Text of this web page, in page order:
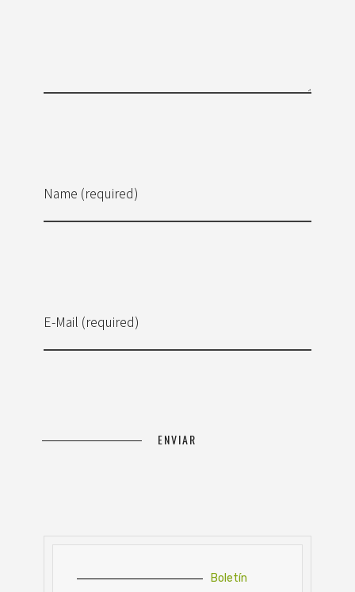
Name (required)
E-Mail (required)
Boletín